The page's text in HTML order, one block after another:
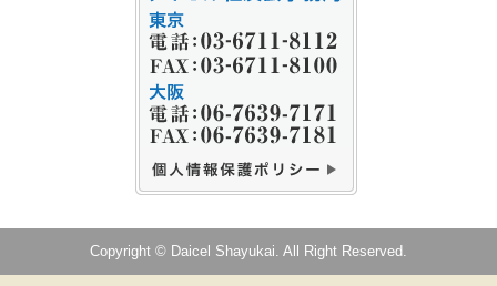
Copyright © Daicel Shayukai. All Right Reserved.